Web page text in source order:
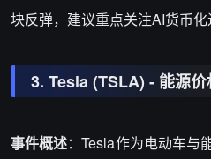
块反弹，建议重点关注AI货币化
3. Tesla (TSLA) - 能源
事件概述：Tesla作为电动车与